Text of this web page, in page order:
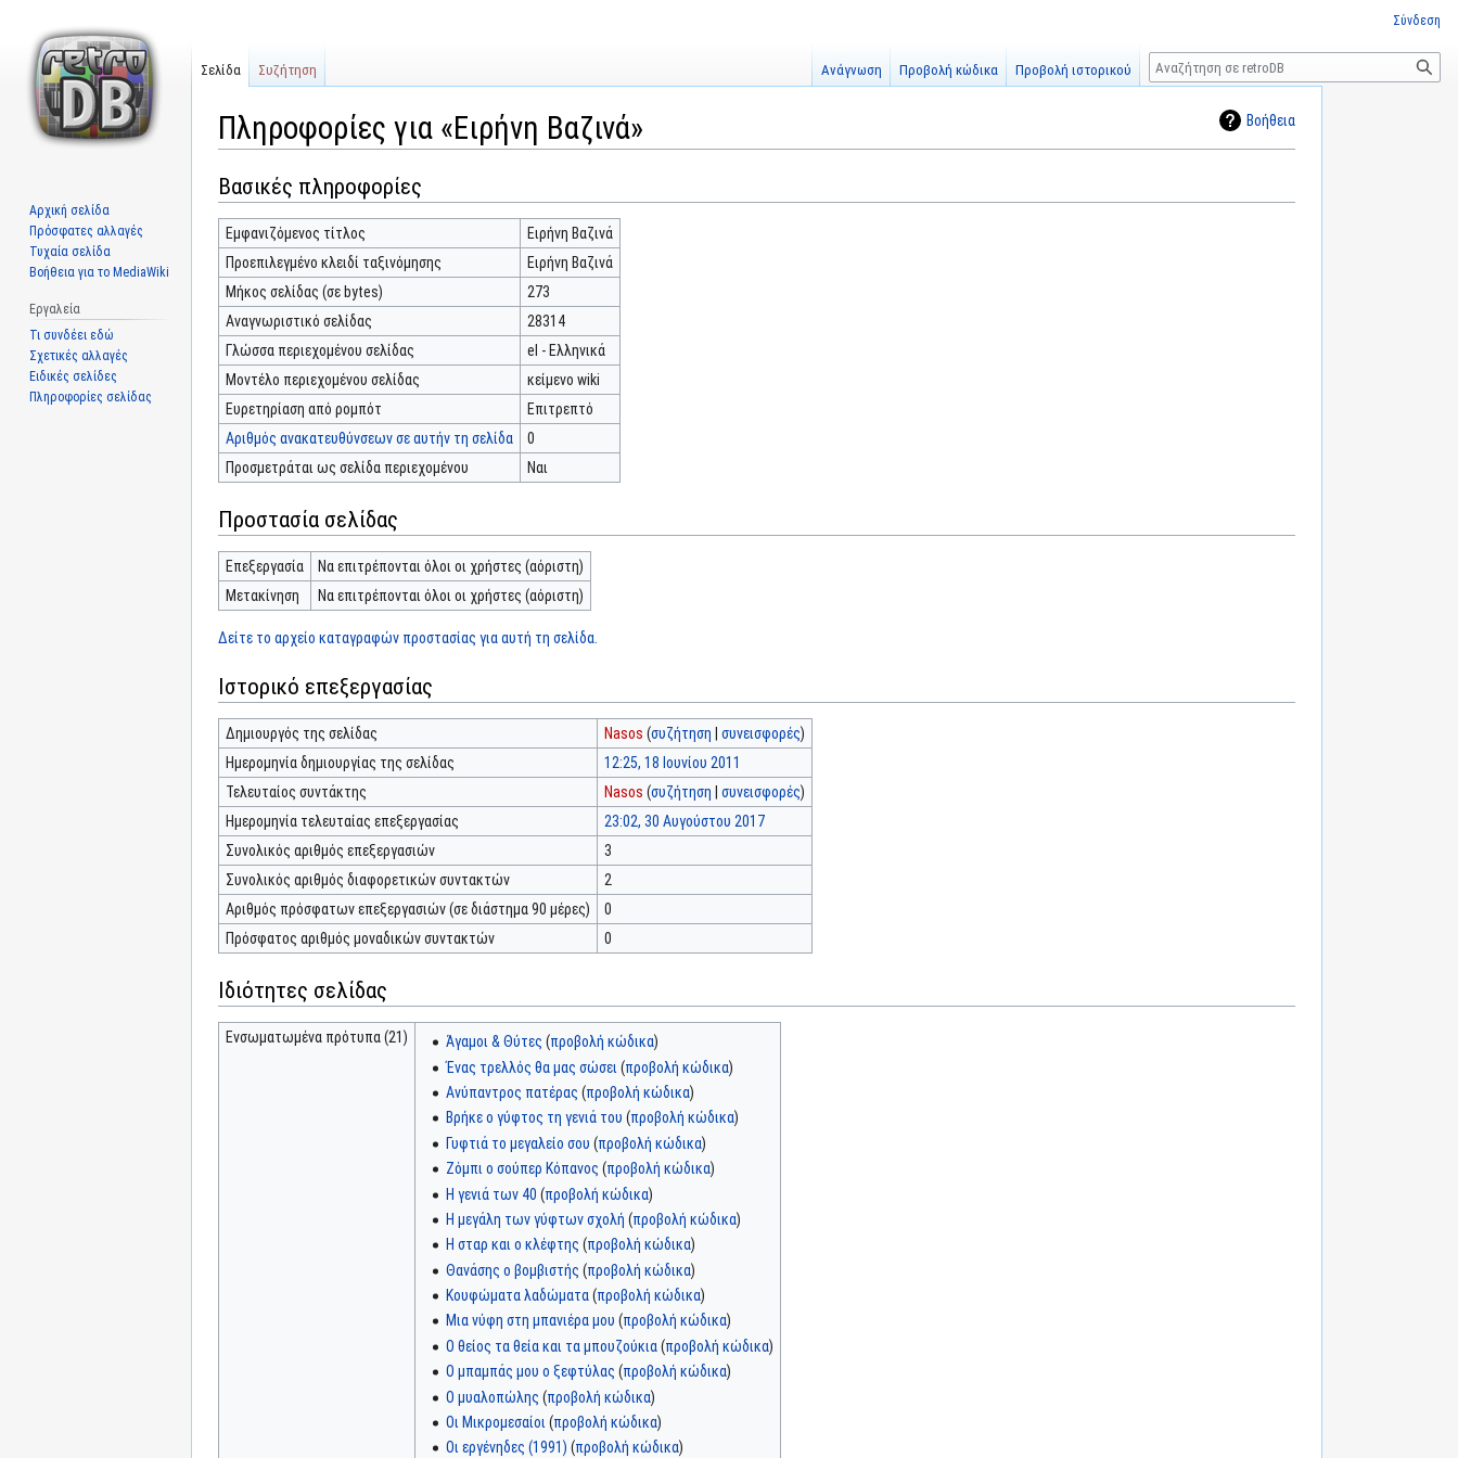
Βοήθεια
Πληροφορίες για «Ειρήνη Βαζινά»
Μετάβαση
στην
πλοήγηση
Πήδηση
στην
αναζήτηση
Βασικές πληροφορίες
Εμφανιζόμενος τίτλος
Ειρήνη Βαζινά
Προεπιλεγμένο κλειδί ταξινόμησης
Ειρήνη Βαζινά
Μήκος σελίδας (σε bytes)
273
Αναγνωριστικό σελίδας
28314
Γλώσσα περιεχομένου σελίδας
el - Ελληνικά
Μοντέλο περιεχομένου σελίδας
κείμενο wiki
Ευρετηρίαση από ρομπότ
Επιτρεπτό
Αριθμός ανακατευθύνσεων σε αυτήν τη σελίδα
0
Προσμετράται ως σελίδα περιεχομένου
Ναι
Προστασία σελίδας
Επεξεργασία
Να επιτρέπονται όλοι οι χρήστες (αόριστη)
Μετακίνηση
Να επιτρέπονται όλοι οι χρήστες (αόριστη)
Δείτε το αρχείο καταγραφών προστασίας για αυτή τη σελίδα.
Ιστορικό επεξεργασίας
Δημιουργός της σελίδας Nasos (συζήτηση συνεισφορές)
Ημερομηνία δημιουργίας της σελίδας
12:25, 18 Ιουνίου 2011
Τελευταίος συντάκτης
Nasos (συζήτηση συνεισφορές)
Ημερομηνία τελευταίας επεξεργασίας
23:02, 30 Αυγούστου 2017
Συνολικός αριθμός επεξεργασιών
3
Συνολικός αριθμός διαφορετικών συντακτών
2
Αριθμός πρόσφατων επεξεργασιών (σε διάστημα 90 μέρες)
0
Πρόσφατος αριθμός μοναδικών συντακτών
0
Ιδιότητες σελίδας
Ενσωματωμένα πρότυπα (21) Άγαμοι & Θύτες (προβολή κώδικα)
Ένας τρελλός θα μας σώσει (προβολή κώδικα)
Ανύπαντρος πατέρας (προβολή κώδικα)
Βρήκε ο γύφτος τη γενιά του (προβολή κώδικα)
Γυφτιά το μεγαλείο σου (προβολή κώδικα)
Ζόμπι ο σούπερ Κόπανος (προβολή κώδικα)
Η γενιά των 40 (προβολή κώδικα)
Η μεγάλη των γύφτων σχολή (προβολή κώδικα)
Η σταρ και ο κλέφτης (προβολή κώδικα)
Θανάσης ο βομβιστής (προβολή κώδικα)
Κουφώματα λαδώματα(προβολή κώδικα)
Μια νύφη στη μπανιέρα μου (προβολή κώδικα)
Ο θείος τα θεία και τα μπουζούκια(προβολή κώδικα)
Ο μπαμπάς μου ο ξεφτύλας (προβολή κώδικα)
Ο μυαλοπώλης (προβολή κώδικα)
Οι Μικρομεσαίοι (προβολή κώδικα)
Οι εργένηδες (1991) (προβολή κώδικα)
Σύνδεση
Σελίδα Συζήτηση Ανάγνωση Προβολή κώδικα Προβολή ιστορικού
Αναζήτηση
Αρχική σελίδα
Πρόσφατες αλλαγές
Τυχαία σελίδα
Βοήθεια για το MediaWiki
Εργαλεία
Τι συνδέει εδώ
Σχετικές αλλαγές
Ειδικές σελίδες
Πληροφορίες σελίδας